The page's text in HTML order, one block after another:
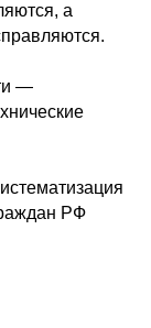
а
—
РФ